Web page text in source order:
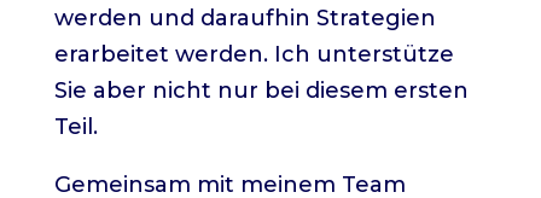
werden und daraufhin Strategien
erarbeitet werden. Ich unterstütze
Sie aber nicht nur bei diesem ersten
Teil.
Gemeinsam mit meinem Team